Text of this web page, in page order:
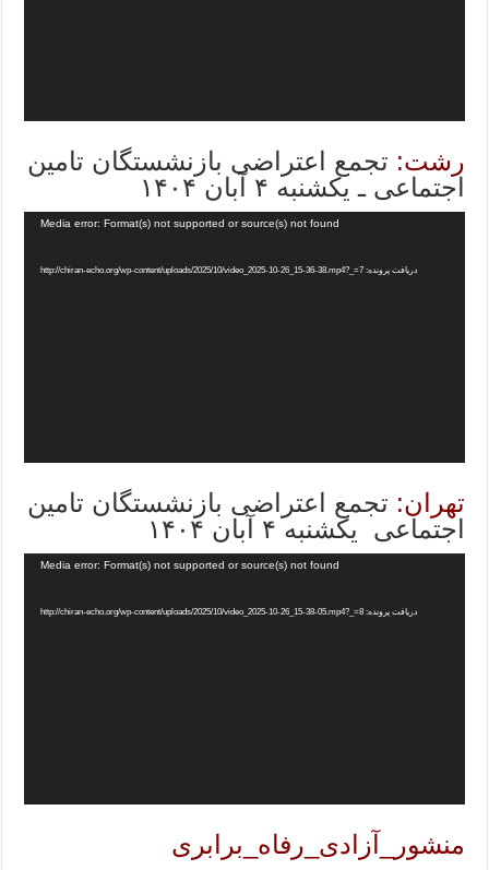
رشت: تجمع اعتراضی بازنشستگان تامین
اجتماعی ـ یکشنبه ۴ آبان ۱۴۰۴
Media error: Format(s) not supported or source(s) not found
دریافت پرونده: http://chiran-echo.org/wp-content/uploads/2025/10/video_2025-10-26_15-36-38.mp4?_=7
تهران: تجمع اعتراضی بازنشستگان تامین
اجتماعی یکشنبه ۴ آبان ۱۴۰۴
Media error: Format(s) not supported or source(s) not found
دریافت پرونده: http://chiran-echo.org/wp-content/uploads/2025/10/video_2025-10-26_15-38-05.mp4?_=8
منشور_آزادی_رفاه_برابری